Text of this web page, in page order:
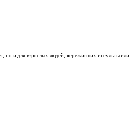
но и для взрослых людей, переживших инсульты или